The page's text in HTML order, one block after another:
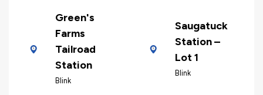
Green's
Farms
Tailroad
Station
Blink
Saugatuck
Station –
Lot 1
Blink